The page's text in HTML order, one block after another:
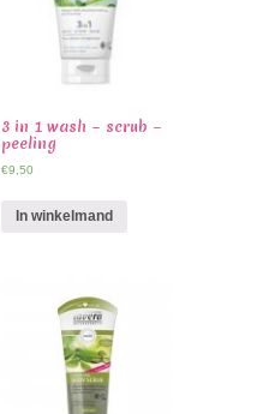
3 in 1 wash – scrub –
peeling
€9,50
In winkelmand